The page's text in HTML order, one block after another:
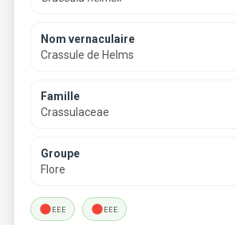
Nom vernaculaire
Crassule de Helms
Famille
Crassulaceae
Groupe
Flore
lensEEE lensEEE